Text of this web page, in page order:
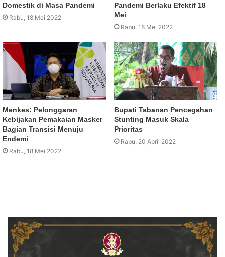
Domestik di Masa Pandemi
Rabu, 18 Mei 2022
Pandemi Berlaku Efektif 18
Mei
Rabu, 18 Mei 2022
Menkes: Pelonggaran
Kebijakan Pemakaian Masker
Bagian Transisi Menuju
Endemi
Rabu, 18 Mei 2022
Bupati Tabanan Pencegahan
Stunting Masuk Skala
Prioritas
Rabu, 20 April 2022